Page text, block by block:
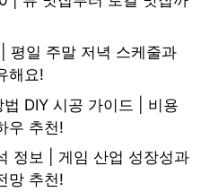
평일 주말 저녁 스케줄과
해요!
DIY 시공 가이드 | 비용
우 추천!
정보 | 게임 산업 성장성과
망 추천!